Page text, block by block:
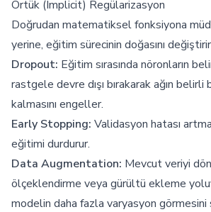
Örtük (Implicit) Regülarizasyon
Doğrudan matematiksel fonksiyona
yerine, eğitim sürecinin doğasını
Dropout: Eğitim sırasında nöronların
rastgele devre dışı bırakarak ağın belirli
kalmasını engeller.
Early Stopping: Validasyon hatası
eğitimi durdurur.
Data Augmentation: Mevcut veriyi
ölçeklendirme veya gürültü ekleme
modelin daha fazla varyasyon görmesini